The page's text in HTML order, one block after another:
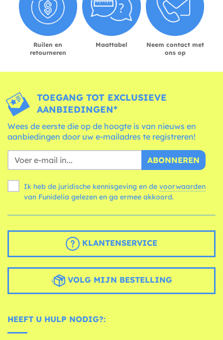
Ruilen en
retourneren
Maattabel
Neem contact met
ons op
TOEGANG TOT EXCLUSIEVE
AANBIEDINGEN*
Wees de eerste die op de hoogte is van nieuws en
aanbiedingen door uw e-mailadres te registreren!
ABONNEREN
Ik heb de juridische kennisgeving en de voorwaarden
van Funidelia gelezen en ga ermee akkoord.
KLANTENSERVICE
VOLG MIJN BESTELLING
HEEFT U HULP NODIG?: